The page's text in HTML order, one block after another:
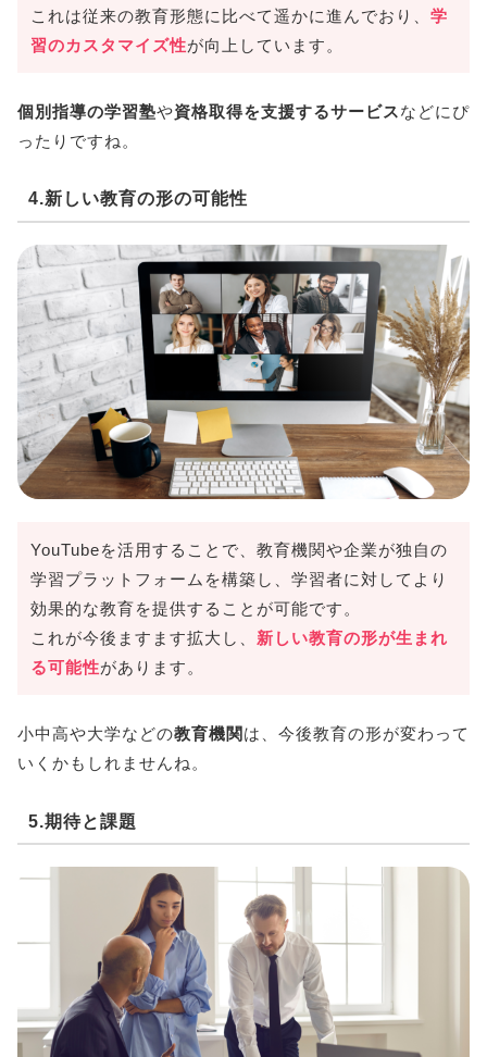
これは従来の教育形態に比べて遥かに進んでおり、 学
習のカスタマイズ性が向上しています。
個別指導の学習塾や資格取得を支援するサービスなどにぴ
ったりですね。
4.新しい教育の形の可能性
YouTubeを活用することで、教育機関や企業が独自の
学習プラットフォームを構築し、学習者に対してより
効果的な教育を提供することが可能です。
これが今後ますます拡大し、 新しい教育の形が生まれ
る可能性があります。
小中高や大学などの教育機関 は、今後教育の形が変わって
いくかもしれませんね。
5.期待と課題